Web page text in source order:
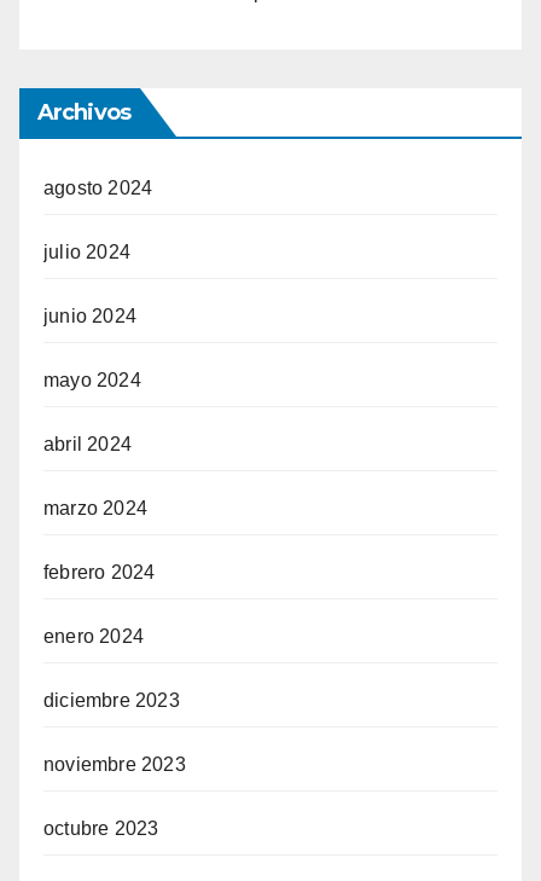
Archivos
agosto 2024
julio 2024
junio 2024
mayo 2024
abril 2024
marzo 2024
febrero 2024
enero 2024
diciembre 2023
noviembre 2023
octubre 2023